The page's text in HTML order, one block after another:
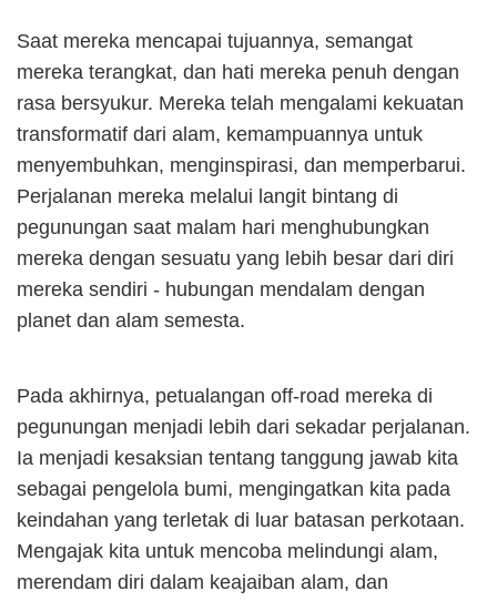
Saat mereka mencapai tujuannya, semangat
mereka terangkat, dan hati mereka penuh dengan
rasa bersyukur. Mereka telah mengalami kekuatan
transformatif dari alam, kemampuannya untuk
menyembuhkan, menginspirasi, dan memperbarui.
Perjalanan mereka melalui langit bintang di
pegunungan saat malam hari menghubungkan
mereka dengan sesuatu yang lebih besar dari diri
mereka sendiri - hubungan mendalam dengan
planet dan alam semesta.
Pada akhirnya, petualangan off-road mereka di
pegunungan menjadi lebih dari sekadar perjalanan.
Ia menjadi kesaksian tentang tanggung jawab kita
sebagai pengelola bumi, mengingatkan kita pada
keindahan yang terletak di luar batasan perkotaan.
Mengajak kita untuk mencoba melindungi alam,
merendam diri dalam keajaiban alam, dan